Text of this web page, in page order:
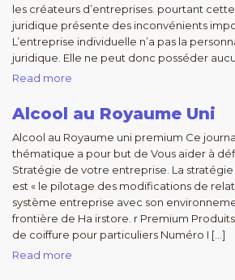
les créateurs d’entreprises. pourtant
juridique présente des inconvénients
L’entreprise individuelle n’a pas la
juridique. Elle ne peut donc posséder
Read more
Alcool au Royaume Uni
Alcool au Royaume uni premium Ce
thématique a pour but de Vous aider à
Stratégie de votre entreprise. La stratégie
est « le pilotage des modifications de
système entreprise avec son
frontière de Ha irstore. r Premium
de coiffure pour particuliers Numéro I […]
Read more